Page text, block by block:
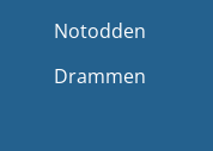
Notodden
Drammen